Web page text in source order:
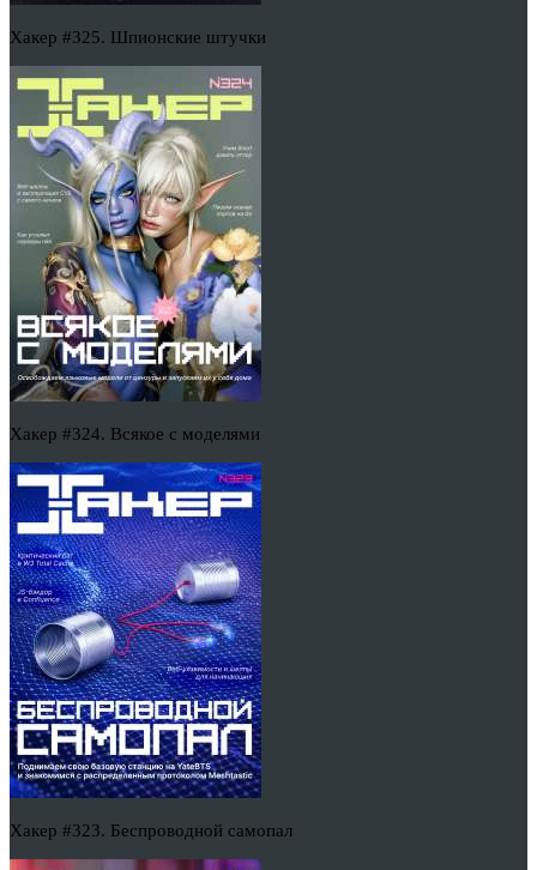
Хакер #325. Шпионские штучки
Хакер #324. Всякое с моделями
Хакер #323. Беспроводной самопал